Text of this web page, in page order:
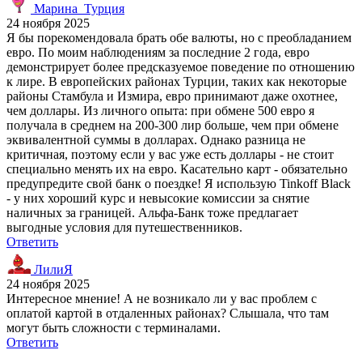
Марина_Турция
24 ноября 2025
Я бы порекомендовала брать обе валюты, но с преобладанием
евро. По моим наблюдениям за последние 2 года, евро
демонстрирует более предсказуемое поведение по отношению
к лире. В европейских районах Турции, таких как некоторые
районы Стамбула и Измира, евро принимают даже охотнее,
чем доллары. Из личного опыта: при обмене 500 евро я
получала в среднем на 200-300 лир больше, чем при обмене
эквивалентной суммы в долларах. Однако разница не
критичная, поэтому если у вас уже есть доллары - не стоит
специально менять их на евро. Касательно карт - обязательно
предупредите свой банк о поездке! Я использую Tinkoff Black
- у них хороший курс и невысокие комиссии за снятие
наличных за границей. Альфа-Банк тоже предлагает
выгодные условия для путешественников.
Ответить
ЛилиЯ
24 ноября 2025
Интересное мнение! А не возникало ли у вас проблем с
оплатой картой в отдаленных районах? Слышала, что там
могут быть сложности с терминалами.
Ответить